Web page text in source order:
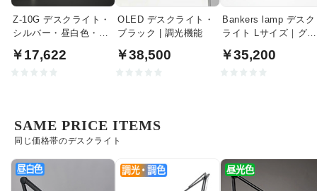
Z-10G デスクライト・
シルバー・昼白色・調
￥17,622
OLED デスクライト・
ブラック | 調光機能
￥38,500
Bankers lamp デスク
ライト Lサイズ｜グリ
￥35,200
同じ価格帯のデスクライト
SAME PRICE ITEMS